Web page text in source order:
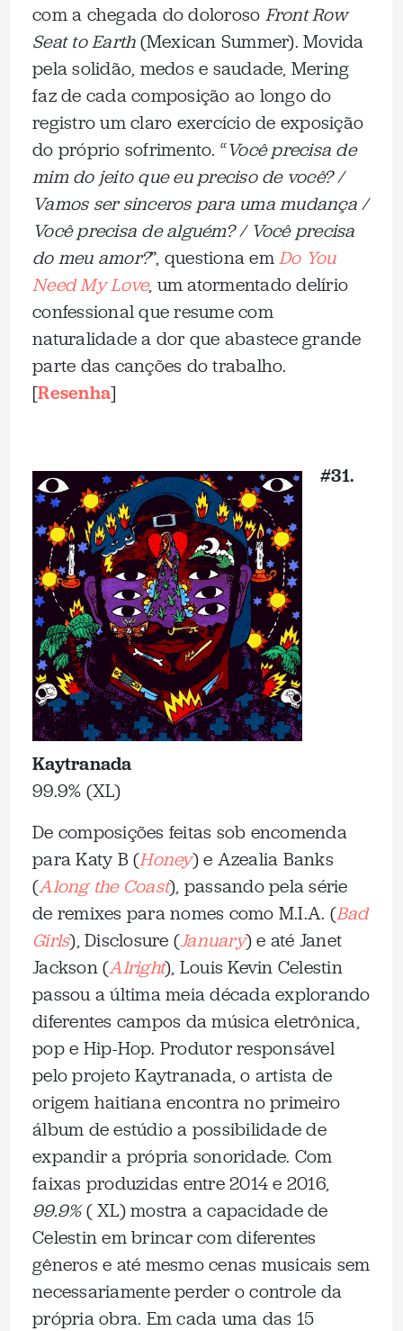
com a chegada do doloroso Front Row
Seat to Earth(Mexican Summer). Movida
pela solidão, medos e saudade, Mering
faz de cada composição ao longo do
registro um claro exercício de exposição
do próprio sofrimento. “Você precisa de
mim do jeito que eu preciso de você? /
Vamos ser sinceros para uma mudança /
Você precisa de alguém? / Você precisa
do meu amor?”, questiona emDo You
Need My Love, um atormentado delírio
confessional que resume com
naturalidade a dor que abastece grande
parte das canções do trabalho.
[Resenha]
#31.
Kaytranada
99.9% (XL)
De composições feitas sob encomenda
para Katy B (Honey) e Azealia Banks
(Along the Coast), passando pela série
de remixes para nomes como M.I.A. (Bad
Girls), Disclosure (January) e até Janet
Jackson (Alright), Louis Kevin Celestin
passou a última meia década explorando
diferentes campos da música eletrônica,
pop e Hip-Hop. Produtor responsável
pelo projeto Kaytranada, o artista de
origem haitiana encontra no primeiro
álbum de estúdio a possibilidade de
expandir a própria sonoridade. Com
faixas produzidas entre 2014 e 2016,
99.9%( XL) mostra a capacidade de
Celestin em brincar com diferentes
gêneros e até mesmo cenas musicais sem
necessariamente perder o controle da
própria obra. Em cada uma das 15